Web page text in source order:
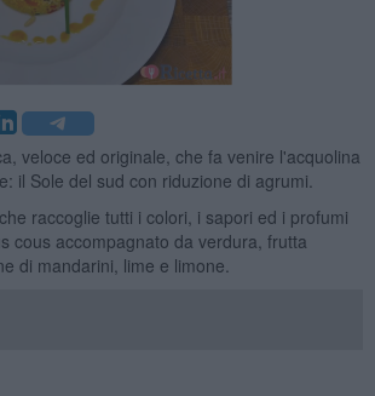
veloce ed originale, che fa venire l'acquolina
il Sole del sud con riduzione di agrumi.
raccoglie tutti i colori, i sapori ed i profumi
cous accompagnato da verdura, frutta
di mandarini, lime e limone.